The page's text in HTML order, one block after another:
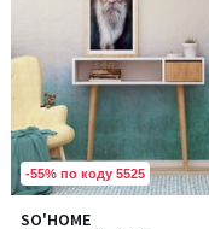
-55% по коду 5525
SO'HOME